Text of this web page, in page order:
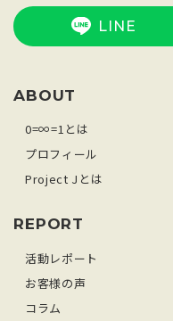
LINE
ABOUT
0=∞=1とは
プロフィール
Project Jとは
REPORT
活動レポート
お客様の声
コラム